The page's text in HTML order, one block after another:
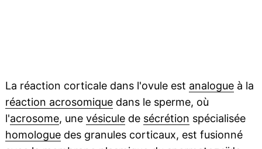
La réaction corticale dans l'ovule est analogueà la
réaction acrosomiquedans le sperme, où
l'acrosome, une vésiculede sécrétion spécialisée
homologuedes granules corticaux, est fusionné